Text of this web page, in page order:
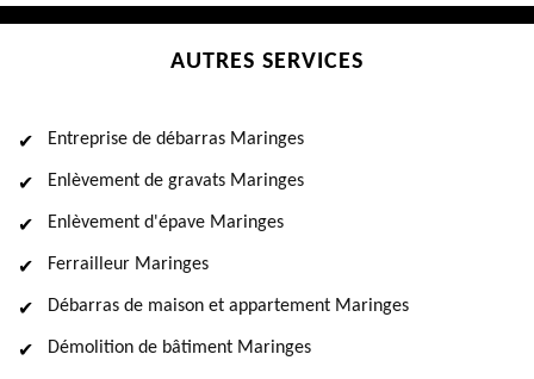
AUTRES SERVICES
Entreprise de débarras Maringes
Enlèvement de gravats Maringes
Enlèvement d'épave Maringes
Ferrailleur Maringes
Débarras de maison et appartement Maringes
Démolition de bâtiment Maringes